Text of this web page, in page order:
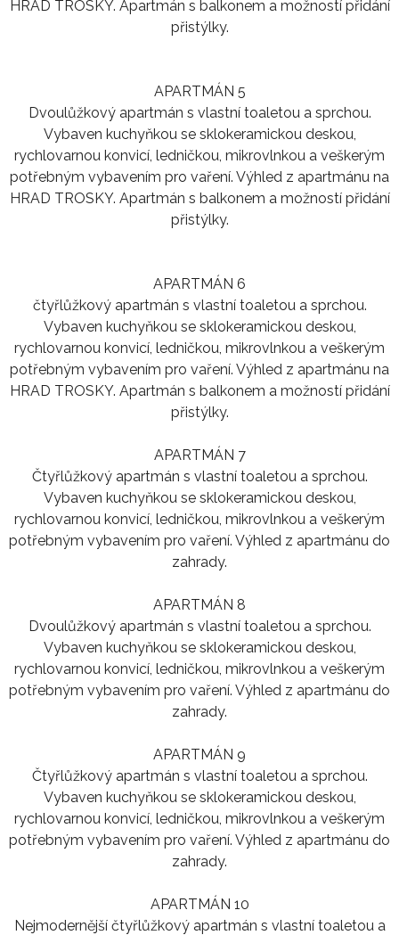
HRAD TROSKY. Apartmán s balkonem a možností přidání
přistýlky.
APARTMÁN 5
Dvoulůžkový apartmán s vlastní toaletou a sprchou.
Vybaven kuchyňkou se sklokeramickou deskou,
rychlovarnou konvicí, ledničkou, mikrovlnkou a veškerým
potřebným vybavením pro vaření. Výhled z apartmánu na
HRAD TROSKY. Apartmán s balkonem a možností přidání
přistýlky.
APARTMÁN 6
čtyřlůžkový apartmán s vlastní toaletou a sprchou.
Vybaven kuchyňkou se sklokeramickou deskou,
rychlovarnou konvicí, ledničkou, mikrovlnkou a veškerým
potřebným vybavením pro vaření. Výhled z apartmánu na
HRAD TROSKY. Apartmán s balkonem a možností přidání
přistýlky.
APARTMÁN 7
Čtyřlůžkový apartmán s vlastní toaletou a sprchou.
Vybaven kuchyňkou se sklokeramickou deskou,
rychlovarnou konvicí, ledničkou, mikrovlnkou a veškerým
potřebným vybavením pro vaření. Výhled z apartmánu do
zahrady.
APARTMÁN 8
Dvoulůžkový apartmán s vlastní toaletou a sprchou.
Vybaven kuchyňkou se sklokeramickou deskou,
rychlovarnou konvicí, ledničkou, mikrovlnkou a veškerým
potřebným vybavením pro vaření. Výhled z apartmánu do
zahrady.
APARTMÁN 9
Čtyřlůžkový apartmán s vlastní toaletou a sprchou.
Vybaven kuchyňkou se sklokeramickou deskou,
rychlovarnou konvicí, ledničkou, mikrovlnkou a veškerým
potřebným vybavením pro vaření. Výhled z apartmánu do
zahrady.
APARTMÁN 10
Nejmodernější čtyřlůžkový apartmán s vlastní toaletou a